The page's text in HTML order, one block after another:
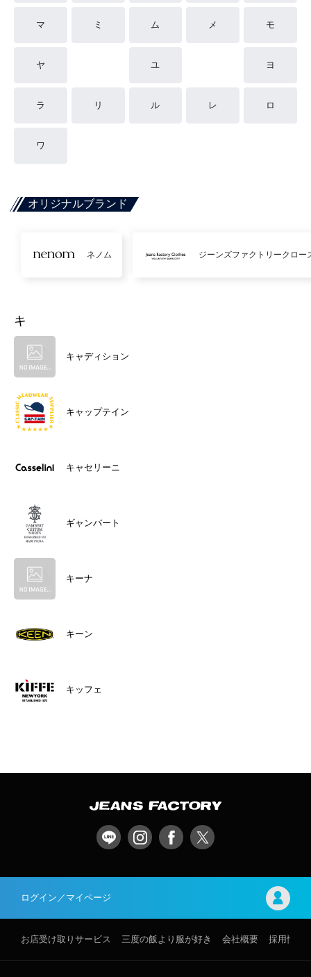
マ ミ ム メ モ
ヤ ユ ヨ
ラ リ ル レ ロ
ワ
オリジナルブランド
ネノム ジーンズファクトリークロー
キ
キャディション
キャップテイン
キャセリーニ
ギャンバート
キーナ
キーン
キッフェ
ログイン／マイページ
お店受け取りサービス 三度の飯より服が好き 会社概要 採用情報